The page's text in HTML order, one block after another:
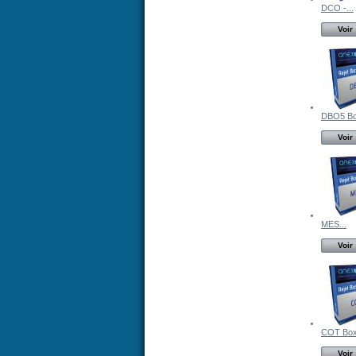
DCO -...
Voir
DBO5
Voir
MES...
Voir
COT
Voir